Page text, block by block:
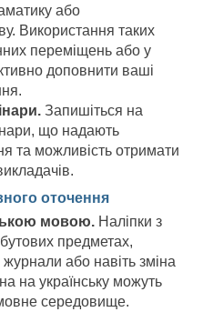
або
Використання таких
переміщень або у
доповнити ваші
Запишіться на
що надають
та можливість отримати
оточення
мовою. Наліпки з
предметах,
журнали або навіть зміна
на українську можуть
середовище.